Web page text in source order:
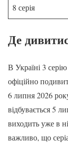
8 серія
Де
В Україні 3
офіційно
6 липня 2026
відбувається 5
виходить уже в
важливо, що